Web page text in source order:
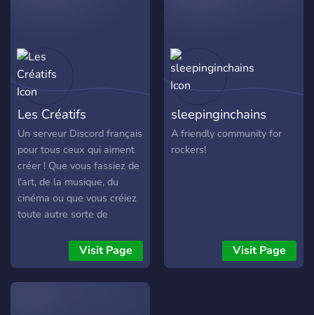
ou confirmé, si t’es sérieux
dans la musique, t’as ta
place ici. ⚠️ Serveur actif →
Rejoins LA CONSOLE et
fais évoluer ton son.
Les Créatifs
Un serveur Discord français
pour tous ceux qui aiment
créer ! Que vous fassiez de
l'art, de la musique, du
cinéma ou que vous créiez
toute autre sorte de
sont les bienvenus !Visit Page
sleepinginchains
A friendly community for
rockers!
Visit Page